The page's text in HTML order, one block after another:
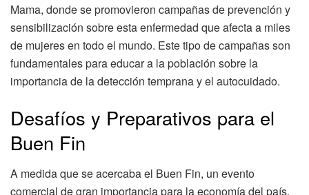
Mama, donde se promovieron campañas de prevención y
sensibilización sobre esta enfermedad que afecta a miles
de mujeres en todo el mundo. Este tipo de campañas son
fundamentales para educar a la población sobre la
importancia de la detección temprana y el autocuidado.
Desafíos y Preparativos para el
Buen Fin
A medida que se acercaba el Buen Fin, un evento
comercial de gran importancia para la economía del país,